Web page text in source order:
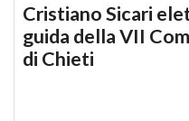
Cristiano Sicari
guida della VII
di Chieti